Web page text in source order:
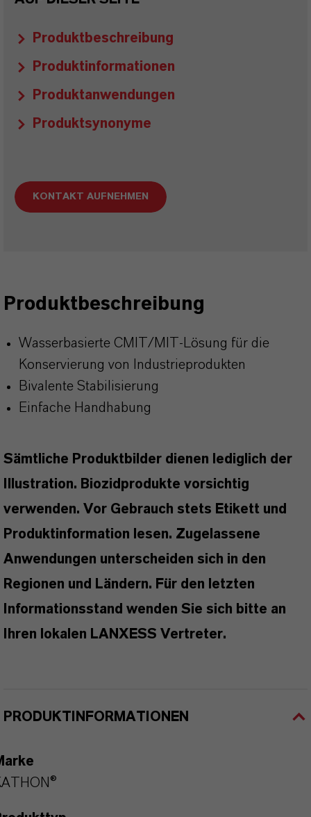
Produktbeschreibung
Produktinformationen
Produktanwendungen
Produktsynonyme
KONTAKT AUFNEHMEN
Produktbeschreibung
Wasserbasierte CMIT/MIT-Lösung für die
Konservierung von Industrieprodukten
Bivalente Stabilisierung
Einfache Handhabung
Sämtliche Produktbilder dienen lediglich der
Illustration. Biozidprodukte vorsichtig
verwenden. Vor Gebrauch stets Etikett und
Produktinformation lesen. Zugelassene
Anwendungen unterscheiden sich in den
Regionen und Ländern. Für den letzten
Informationsstand wenden Sie sich bitte an
Ihren lokalen LANXESS Vertreter.
PRODUKTINFORMATIONEN